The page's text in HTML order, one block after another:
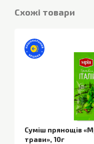
Cхожі товари
Суміш прянощів
трави», 10г